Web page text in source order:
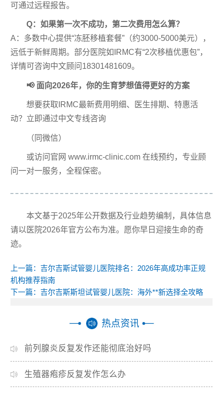
可通过远程报告。
Q：如果第一次不成功，第二次费用怎么算？
A：多数中心提供“冻胚移植套餐”（约3000-5000美元），
远低于新鲜周期。部分医院如IRMC有“2次移植优惠包”，
详情可咨询中文顾问18301481609。
📢 面向2026年，你的生育梦想值得更好的方案
想要获取IRMC最新费用明细、医生排期、特惠活
动？立即通过中文专线咨询
（同微信）
或访问官网 www.irmc-clinic.com 在线预约，专业顾
问一对一服务，全程保密。
本文基于2025年公开数据及行业趋势编制，具体信息
请以医院2026年官方公布为准。愿你早日迎接生命的奇
迹。
上一篇： 吉尔吉斯试管婴儿医院排名：2026年高成功率正规
机构推荐指南
下一篇： 吉尔吉斯斯坦试管婴儿医院：海外**新选择全攻略
热点资讯
前列腺炎反复发作还能彻底治好吗
生殖器疱疹反复发作怎么办